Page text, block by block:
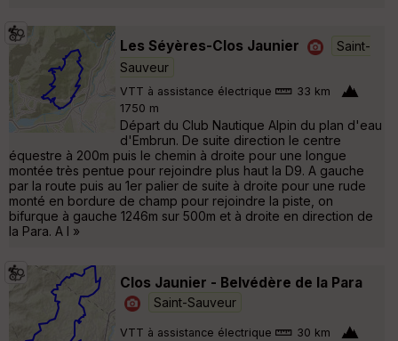
Les Séyères-Clos Jaunier
Saint-
Sauveur
VTT à assistance électrique
33 km
1750 m
Départ du Club Nautique Alpin du plan d'eau
d'Embrun. De suite direction le centre
équestre à 200m puis le chemin à droite pour une longue
montée très pentue pour rejoindre plus haut la D9. A gauche
par la route puis au 1er palier de suite à droite pour une rude
monté en bordure de champ pour rejoindre la piste, on
bifurque à gauche 1246m sur 500m et à droite en direction de
la Para. A l »
Clos Jaunier - Belvédère de la Para
Saint-Sauveur
VTT à assistance électrique
30 km